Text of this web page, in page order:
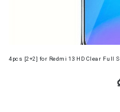
4pcs [2+2] for Redmi 13 HD Clear Full